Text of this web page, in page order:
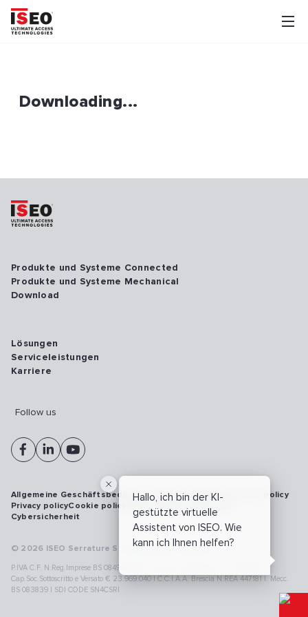
Downloading...
Hallo, ich bin der KI-
gestützte virtuelle
Assistent von ISEO. Wie
kann ich Ihnen helfen?
Produkte und Systeme Connected
Produkte und Systeme Mechanical
Download
Lösungen
Serviceleistungen
Karriere
Follow us
© 2026 ISEO Serrature S.p.A. All right reserved
P.IVA C.F. N.Reg.Imprese BS 08499190018 | Cap.Soc.Deliberato € 24.340.965 |
Cap.Soc.Sottoscritto e Versato € 23.969.040 | C.C.I.A.A. Brescia N.REA 447181 |. Mecc.
BS 083839 | SDI CODE SN4CSRI
Allgemeine GeschäftsbedingungenVulnerability disclosure policy
Privacy policyCookie policy Model 231
Whistleblowing
Cybersicherheit